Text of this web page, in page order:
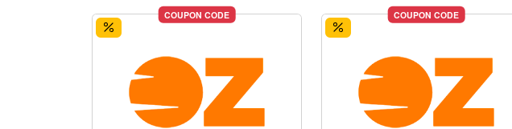
COUPON CODE COUPON CODE